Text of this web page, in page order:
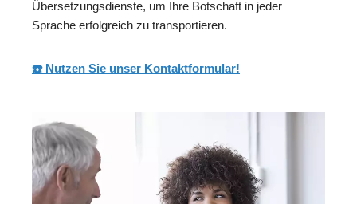
Übersetzungsdienste, um Ihre Botschaft in jeder
Sprache erfolgreich zu transportieren.
☎️ Nutzen Sie unser Kontaktformular!